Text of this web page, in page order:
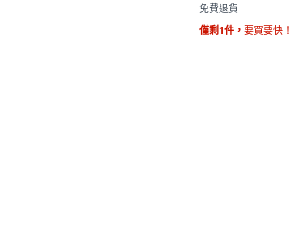
免費退貨
僅剩1件， 要買要快！